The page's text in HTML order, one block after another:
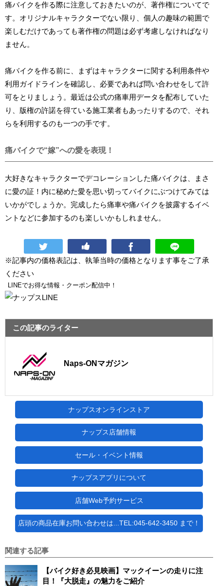
痛バイクを作る際に注意しておきたいのが、著作権についてで
す。オリジナルキャラクターでない限り、個人の趣味の範囲で
楽しむだけであっても著作権の問題は必ず考慮しなければなり
ません。
痛バイクを作る前に、まずはキャラクターに関する利用条件や
利用ガイドラインを確認し、必要であれば問い合わせをして許
可をとりましょう。最近は公式の痛車用データを配布していた
り、版権の許諾を得ている施工業者もあったりするので、それ
らを利用するのも一つの手です。
痛バイクで“嫁”への愛を表現！
大好きなキャラクターでデコレーションした痛バイクは、まさ
に愛の証！内に秘めた愛を思い切ってバイクにぶつけてみては
いかがでしょうか。完成したら痛車や痛バイクを披露するイベ
ントなどに参加するのも楽しいかもしれません。
※記事内の価格表記は、執筆当時の価格となります事をご了承
ください
LINEでお得な情報・クーポン配信中！
この記事のライター
Naps-ONマガジン
ナップスオンラインストア
ナップス店舗情報
セール・イベント情報
ナップスアプリについて
店舗Web予約サービス
店頭の商品在庫お問い合わせは...TEL:045-642-3450 まで！
関連する記事
【バイク好き必見映画】マックイーンの走りに注
目！『大脱走』の魅力をご紹介